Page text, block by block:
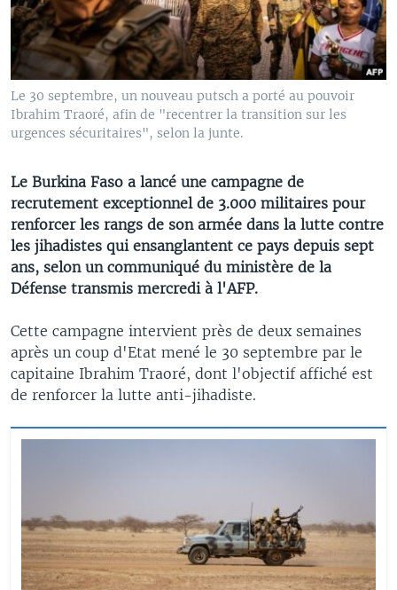
Le 30 septembre, un nouveau putsch a porté au pouvoir
Ibrahim Traoré, afin de "recentrer la transition sur les
urgences sécuritaires", selon la junte.
Le Burkina Faso a lancé une campagne de
recrutement exceptionnel de 3.000 militaires pour
renforcer les rangs de son armée dans la lutte contre
les jihadistes qui ensanglantent ce pays depuis sept
ans, selon un communiqué du ministère de la
Défense transmis mercredi à l'AFP.
Cette campagne intervient près de deux semaines
après un coup d'Etat mené le 30 septembre par le
capitaine Ibrahim Traoré, dont l'objectif affiché est
de renforcer la lutte anti-jihadiste.